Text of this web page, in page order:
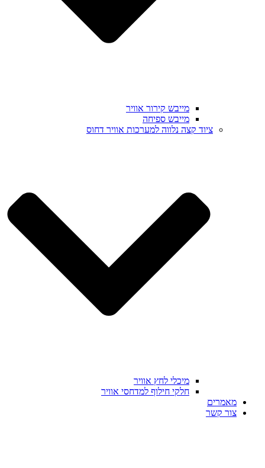
מייבש קירור אוויר
מייבש ספיחה
ציוד קצה נלווה למערכות אוויר דחוס
מיכלי לחץ אוויר
חלקי חילוף למדחסי אוויר
מאמרים
צור קשר